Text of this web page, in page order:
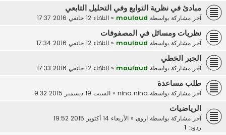
مبادئ في نظرية التوابع وفي التحليل التابعي
آخر مشاركة بواسطة mouloud
« الثلاثاء 12 جانفي 2016 17:37
نظريات ومسائل في المصفوفات
آخر مشاركة بواسطة mouloud
« الثلاثاء 12 جانفي 2016 17:34
الجبر الخطي
آخر مشاركة بواسطة mouloud
« الثلاثاء 12 جانفي 2016 17:33
طلب مساعدة
آخر مشاركة بواسطة nina nina
« السبت 19 ديسمبر 2015 9:32
الرياضيات
آخر مشاركة بواسطة اروى« الأربعاء 14 أكتوبر 2015 19:52
ردود: